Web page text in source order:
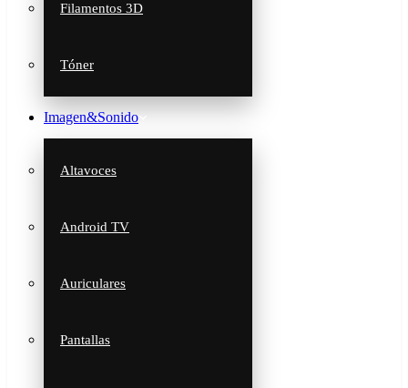
Filamentos 3D
Tóner
Imagen&Sonido
Altavoces
Android TV
Auriculares
Pantallas